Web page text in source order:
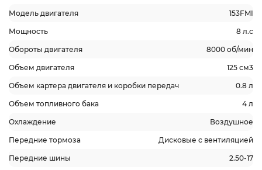
Модель двигателя 153FMI
Мощность 8 л.с
Обороты двигателя 8000 об/мин
Объем двигателя 125 см3
Объем картера двигателя и коробки передач 0.8 л
Объем топливного бака 4 л
Охлаждение Воздушное
Передние тормоза Дисковые с вентиляцией
Передние шины 2.50-17